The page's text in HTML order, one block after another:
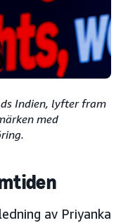
Indien, lyfter fram
med
av Priyanka